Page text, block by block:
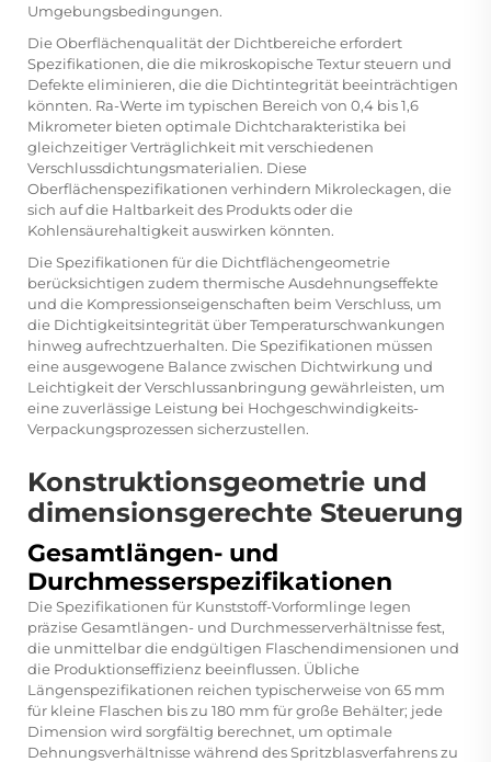
Umgebungsbedingungen.
Die Oberflächenqualität der Dichtbereiche erfordert
Spezifikationen, die die mikroskopische Textur steuern und
Defekte eliminieren, die die Dichtintegrität beeinträchtigen
könnten. Ra-Werte im typischen Bereich von 0,4 bis 1,6
Mikrometer bieten optimale Dichtcharakteristika bei
gleichzeitiger Verträglichkeit mit verschiedenen
Verschlussdichtungsmaterialien. Diese
Oberflächenspezifikationen verhindern Mikroleckagen, die
sich auf die Haltbarkeit des Produkts oder die
Kohlensäurehaltigkeit auswirken könnten.
Die Spezifikationen für die Dichtflächengeometrie
berücksichtigen zudem thermische Ausdehnungseffekte
und die Kompressionseigenschaften beim Verschluss, um
die Dichtigkeitsintegrität über Temperaturschwankungen
hinweg aufrechtzuerhalten. Die Spezifikationen müssen
eine ausgewogene Balance zwischen Dichtwirkung und
Leichtigkeit der Verschlussanbringung gewährleisten, um
eine zuverlässige Leistung bei Hochgeschwindigkeits-
Verpackungsprozessen sicherzustellen.
Konstruktionsgeometrie und
dimensionsgerechte Steuerung
Gesamtlängen- und
Durchmesserspezifikationen
Die Spezifikationen für Kunststoff-Vorformlinge legen
präzise Gesamtlängen- und Durchmesserverhältnisse fest,
die unmittelbar die endgültigen Flaschendimensionen und
die Produktionseffizienz beeinflussen. Übliche
Längenspezifikationen reichen typischerweise von 65 mm
für kleine Flaschen bis zu 180 mm für große Behälter; jede
Dimension wird sorgfältig berechnet, um optimale
Dehnungsverhältnisse während des Spritzblasverfahrens zu